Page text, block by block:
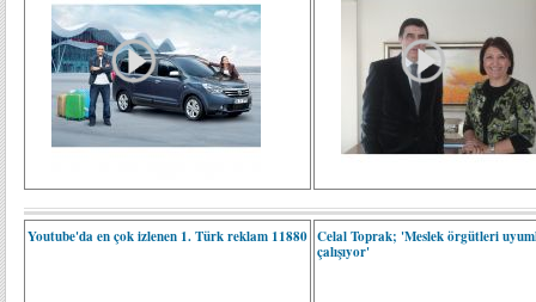
Youtube'da en çok izlenen 1. Türk reklam 11880 Celal Toprak; 'Meslek örgütleri
çalışıyor'